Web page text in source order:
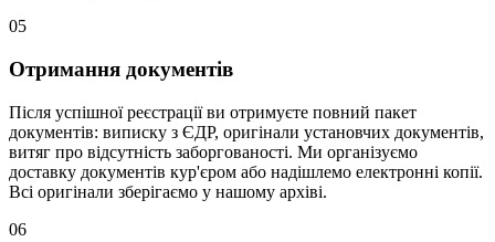
05
Отримання документів
Після успішної реєстрації ви отримуєте повний пакет
документів: виписку з ЄДР, оригінали установчих документів,
витяг про відсутність заборгованості. Ми організуємо
доставку документів кур'єром або надішлемо електронні копії.
Всі оригінали зберігаємо у нашому архіві.
06